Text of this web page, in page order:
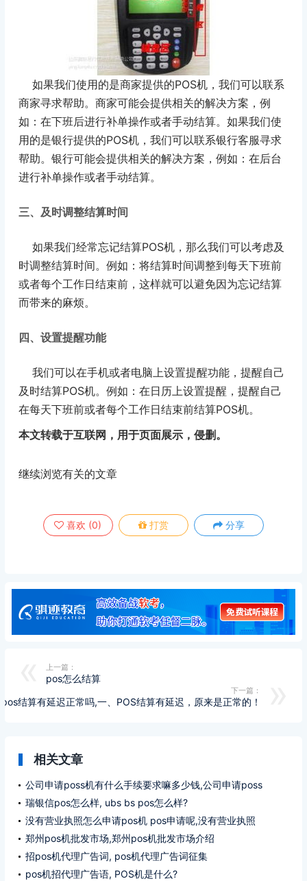
如果我们使用的是商家提供的POS机，我们可以联系
商家寻求帮助。商家可能会提供相关的解决方案，例
如：在下班后进行补单操作或者手动结算。如果我们使
用的是银行提供的POS机，我们可以联系银行客服寻求
帮助。银行可能会提供相关的解决方案，例如：在后台
进行补单操作或者手动结算。
三、及时调整结算时间
如果我们经常忘记结算POS机，那么我们可以考虑及
时调整结算时间。例如：将结算时间调整到每天下班前
或者每个工作日结束前，这样就可以避免因为忘记结算
而带来的麻烦。
四、设置提醒功能
我们可以在手机或者电脑上设置提醒功能，提醒自己
及时结算POS机。例如：在日历上设置提醒，提醒自己
在每天下班前或者每个工作日结束前结算POS机。
本文转载于互联网，用于页面展示，侵删。
继续浏览有关的文章
喜欢 (0) 打赏 分享
上一篇：
pos怎么结算
下一篇：
pos结算有延迟正常吗,一、POS结算有延迟，原来是正常的！
相关文章
公司申请poss机有什么手续要求嘛多少钱,公司申请poss
机办理什么手续要求多少钱?
瑞银信pos怎么样, ubs bs pos怎么样?
没有营业执照怎么申请pos机 pos申请呢,没有营业执照
pos机如何申请pos ?
郑州pos机批发市场,郑州pos机批发市场介绍
招pos机代理广告词, pos机代理广告词征集
pos机招代理广告语, POS机是什么?